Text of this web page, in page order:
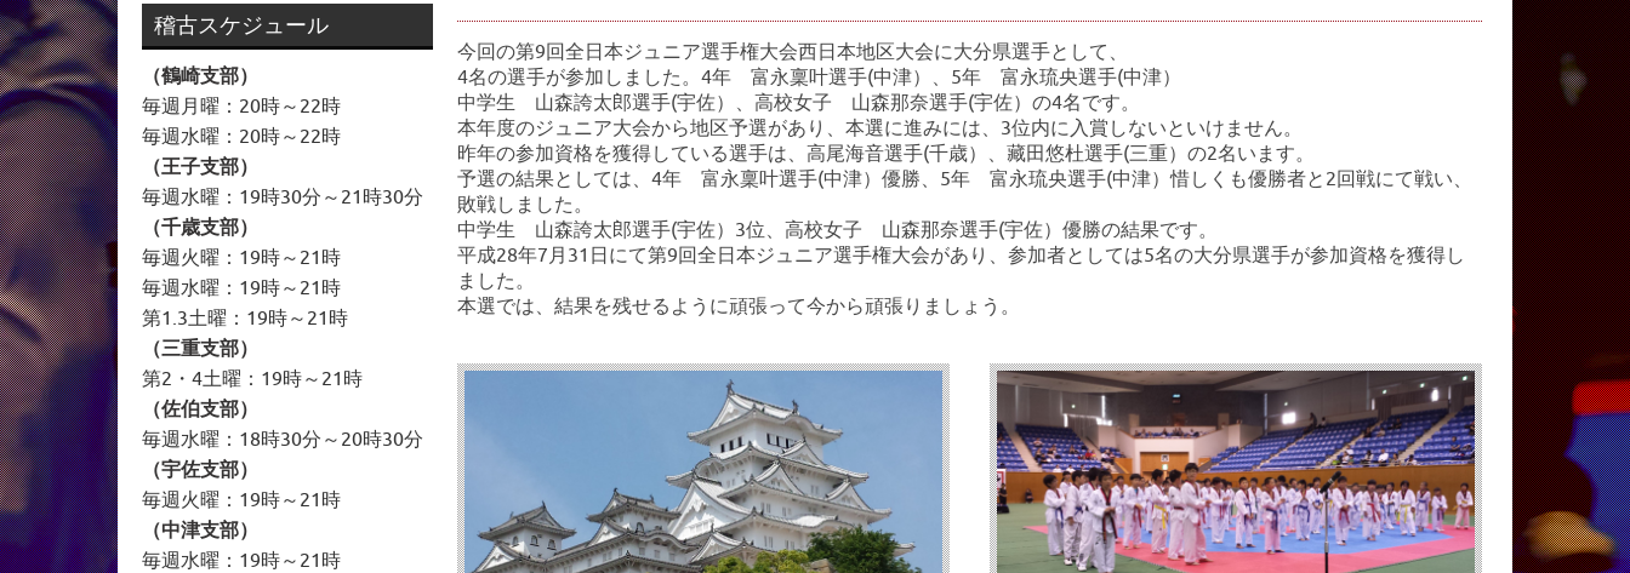
今回の第9回全日本ジュニア選手権大会西日本地区大会に大分県選手として、
4名の選手が参加しました。4年 富永稟叶選手(中津）、5年 富永琉央選手(中津）
中学生 山森誇太郎選手(宇佐）、高校女子 山森那奈選手(宇佐）の4名です。
本年度のジュニア大会から地区予選があり、本選に進みには、3位内に入賞しないといけません。
昨年の参加資格を獲得している選手は、高尾海音選手(千歳）、藏田悠杜選手(三重）の2名います。
予選の結果としては、4年 富永稟叶選手(中津）優勝、5年 富永琉央選手(中津）惜しくも優勝者と2回戦にて戦い、
敗戦しました。
中学生 山森誇太郎選手(宇佐）3位、高校女子 山森那奈選手(宇佐）優勝の結果です。
平成28年7月31日にて第9回全日本ジュニア選手権大会があり、参加者としては5名の大分県選手が参加資格を獲得し
ました。
本選では、結果を残せるように頑張って今から頑張りましょう。
イ
ブ
稽古スケジュール
（鶴崎支部）
毎週月曜：20時～22時
毎週水曜：20時～22時
（王子支部）
毎週水曜：19時30分～21時30分
（千歳支部）
毎週火曜：19時～21時
毎週水曜：19時～21時
第1.3土曜：19時～21時
（三重支部）
第2・4土曜：19時～21時
（佐伯支部）
毎週水曜：18時30分～20時30分
（宇佐支部）
毎週火曜：19時～21時
（中津支部）
毎週水曜：19時～21時